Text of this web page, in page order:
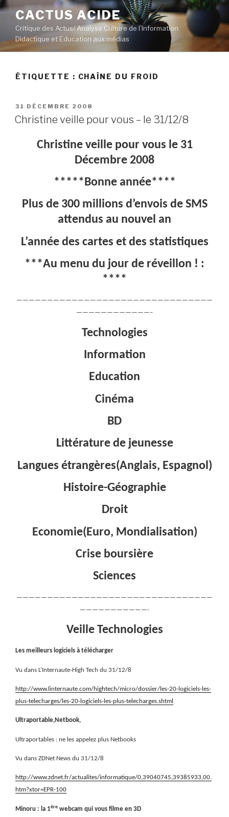
Aller
contenu
principal
CACTUS ACIDE
Critique des Actus/ Analyse Culture de l’Information
Didactique et Education aux médias
ÉTIQUETTE : CHAÎNE DU FROID
PUBLIÉ
LE
31 DÉCEMBRE 2008
Christine veille pour vous – le 31/12/8
Christine veille pour vous le 31
Décembre 2008
*****Bonne année****
Plus de 300 millions d’envois de SMS
attendus au nouvel an
L’année des cartes et des statistiques
***Au menu du jour de réveillon ! :
****
————————————————————————————————
————————————–
Technologies
Information
Education
Cinéma
BD
Littérature de jeunesse
Langues étrangères(Anglais, Espagnol)
Histoire-Géographie
Droit
Economie(Euro, Mondialisation)
Crise boursière
Sciences
————————————————————————————————
———————————-
Veille Technologies
Les meilleurs logiciels à télécharger
Vu dans L’Internaute-High Tech du 31/12/8
http://www.linternaute.com/hightech/micro/dossier/les-20-logiciels-les-
plus-telecharges/les-20-logiciels-les-plus-telecharges.shtml
Ultraportable,Netbook,
Ultraportables : ne les appelez plus Netbooks
Vu dans ZDNet News du 31/12/8
http://www.zdnet.fr/actualites/informatique/0,39040745,39385933,00.
htm?xtor=EPR-100
Minoru : la 1ère webcam qui vous filme en 3D